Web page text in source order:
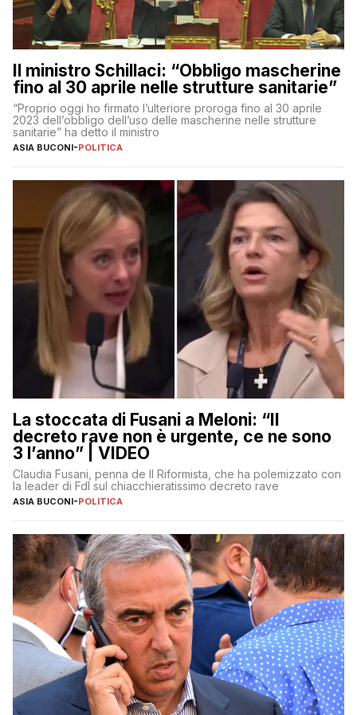
Il ministro Schillaci: “Obbligo mascherine
fino al 30 aprile nelle strutture sanitarie”
“Proprio oggi ho firmato l’ulteriore proroga fino al 30 aprile
2023 dell’obbligo dell’uso delle mascherine nelle strutture
sanitarie” ha detto il ministro
ASIA BUCONI-POLITICA
La stoccata di Fusani a Meloni: “Il
decreto rave non è urgente, ce ne sono
3 l’anno” | VIDEO
Claudia Fusani, penna de Il Riformista, che ha polemizzato con
la leader di FdI sul chiacchieratissimo decreto rave
ASIA BUCONI-POLITICA